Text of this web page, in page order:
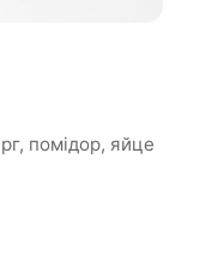
помідор, яйце